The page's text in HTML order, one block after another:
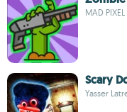
MAD
Scary
Yasser